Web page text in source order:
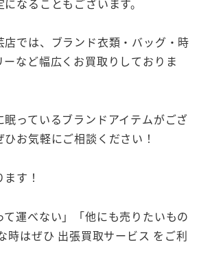
店では、ブランド衣類・バッグ・時
など幅広くお買取りしておりま
眠っているブランドアイテムがござ
お気軽にご相談ください！
す！
て運べない」「他にも売りたいもの
時はぜひ 出張買取サービス をご利